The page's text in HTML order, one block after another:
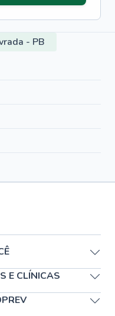
- PB
E CLÍNICAS